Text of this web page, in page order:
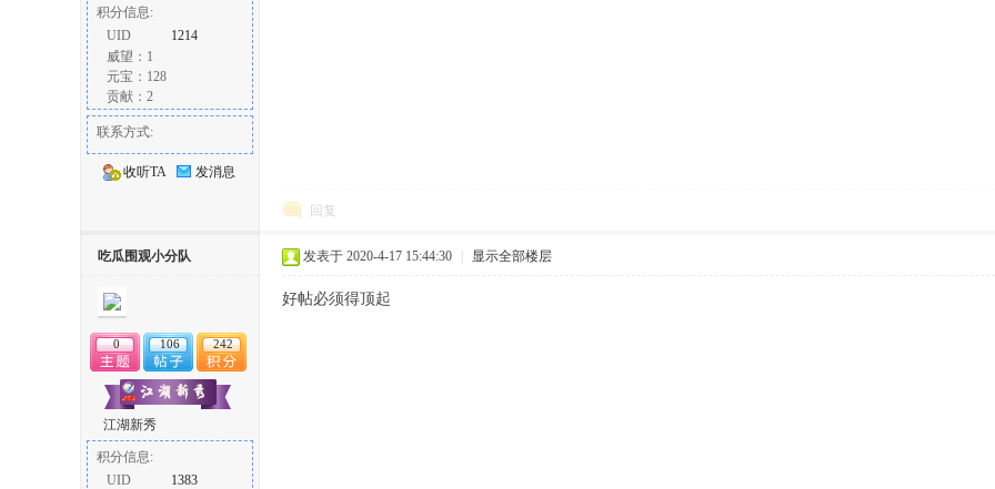
大
论
积分信息:
UID
1214
威望：1
元宝：128
贡献：2
联系方式:
收听TA 发消息
回复
吃瓜围观小分队
0 106 242
江湖新秀
积分信息:
UID
1383
发表于 2020-4-17 15:44:30 显示全部楼层
好帖必须得顶起